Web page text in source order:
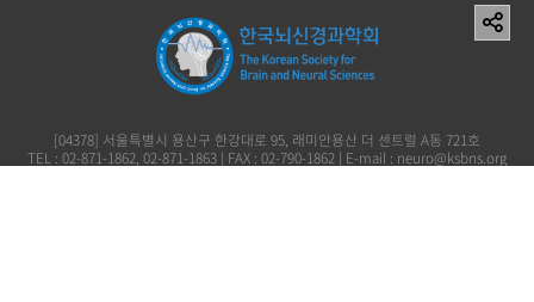
[04378] 서울특별시 용산구 한강대로 95, 래미안용산 더 센트럴 A동 721호
TEL : 02-871-1862, 02-871-1863 | FAX : 02-790-1862 | E-mail : neuro@ksbns.org